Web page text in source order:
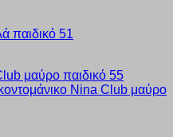
παιδικό 51